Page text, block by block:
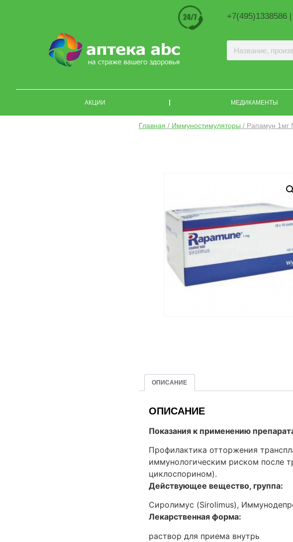
+7(495)1338586 |
АКЦИИ МЕДИКАМЕНТЫ
Главная / Иммуностимуляторы / Рапамун 1мг
ОПИСАНИЕ
ОПИСАНИЕ
Показания к применению
Профилактика отторжения
иммунологическим риском после
циклоспорином).
Действующее вещество, группа:
Сиролимус (Sirolimus),
Лекарственная форма:
раствор для приема внутрь